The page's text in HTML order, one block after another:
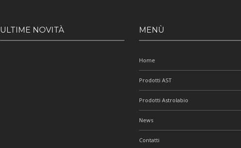
ULTIME NOVITÀ MENÙ
Home
Prodotti AST
Prodotti Astrolabio
News
Contatti